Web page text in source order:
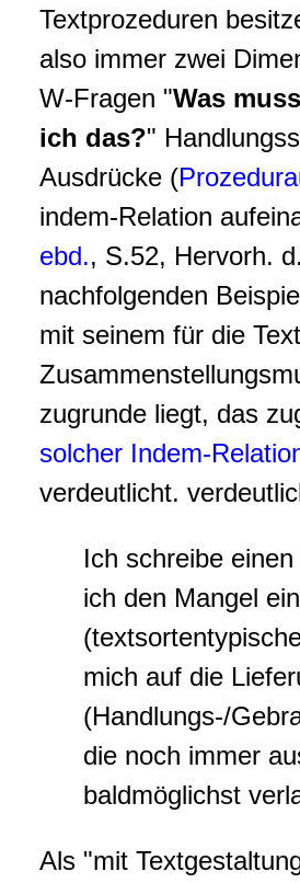
Textprozeduren
also immer zwei
W-Fragen "Was
ich das?"
Ausdrücke (
indem-Relation
ebd., S.52, Hervorh.
nachfolgenden
mit seinem für die
zugrunde liegt, das
solcher Indem-
verdeutlicht.
Ich schreibe
ich den Mangel
mich auf die
(Handlungs-/
die noch immer
baldmöglichst
Als "mit